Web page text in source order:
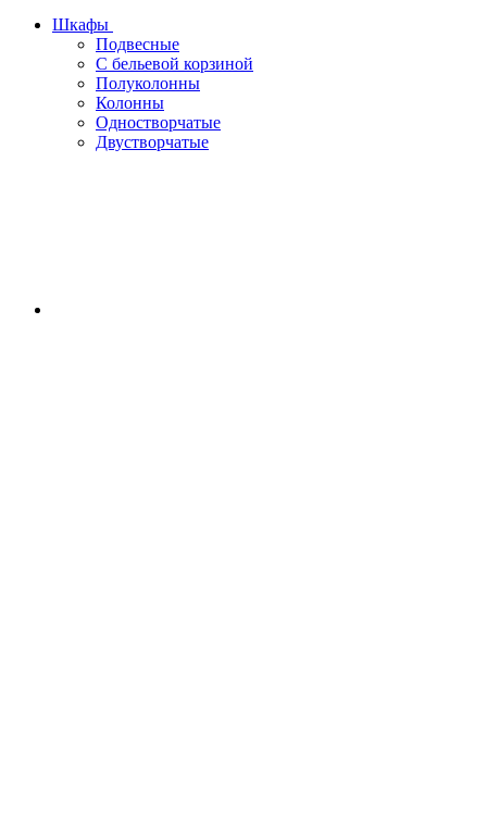
Шкафы
Подвесные
С бельевой корзиной
Полуколонны
Колонны
Одностворчатые
Двустворчатые